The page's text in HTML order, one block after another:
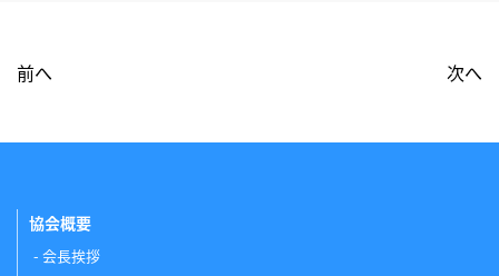
前へ 次へ
協会概要
会長挨拶